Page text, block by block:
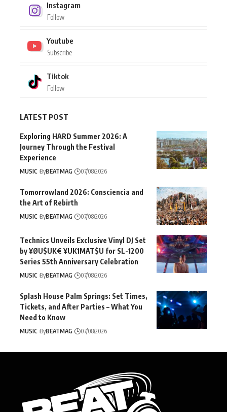
Instagram
Follow
Youtube
Subscribe
Tiktok
Follow
LATEST POST
Exploring HARD Summer 2026: A
Journey Through the Festival
Experience
MUSIC ByBEATMAG 07/08/2026
Tomorrowland 2026: Consciencia and
the Art of Rebirth
MUSIC ByBEATMAG 07/08/2026
Technics Unveils Exclusive Vinyl DJ Set
by ¥ØU$UK€ ¥UK1MAT$U for SL-1200
Series 55th Anniversary Celebration
MUSIC ByBEATMAG 07/08/2026
Splash House Palm Springs: Set Times,
Tickets, and After Parties – What You
Need to Know
MUSIC ByBEATMAG 07/08/2026